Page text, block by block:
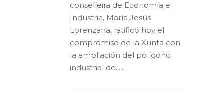
conselleira de Economía e
Industria, María Jesús
Lorenzana, ratificó hoy el
compromiso de la Xunta con
la ampliación del polígono
industrial de......